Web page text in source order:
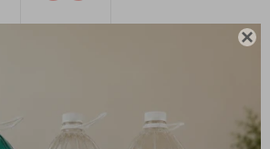

CARACTERÍSTICAS